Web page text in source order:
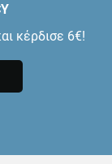
κέρδισε 6€!